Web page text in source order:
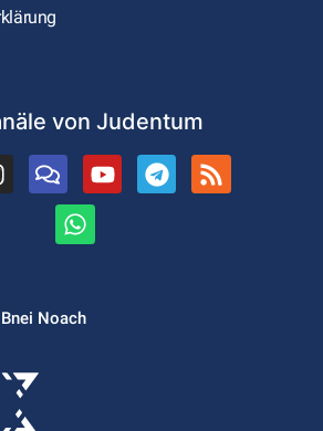
von Judentum
Noach